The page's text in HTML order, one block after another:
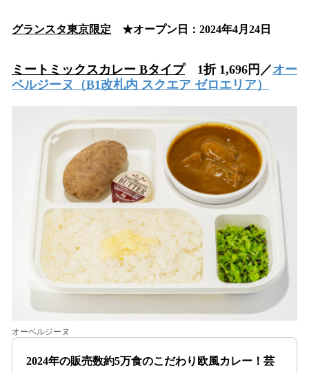
グランスタ東京限定 ★オープン日：2024年4月24日
ミートミックスカレー Bタイプ1折 1,696円／オー
ベルジーヌ
（B1改札内 スクエア ゼロエリア）
オーベルジーヌ
2024年の販売数約5万食のこだわり欧風カレー！芸